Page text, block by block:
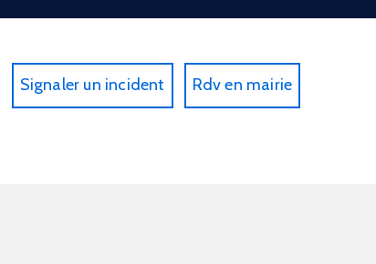
Signaler un incident Rdv en mairie